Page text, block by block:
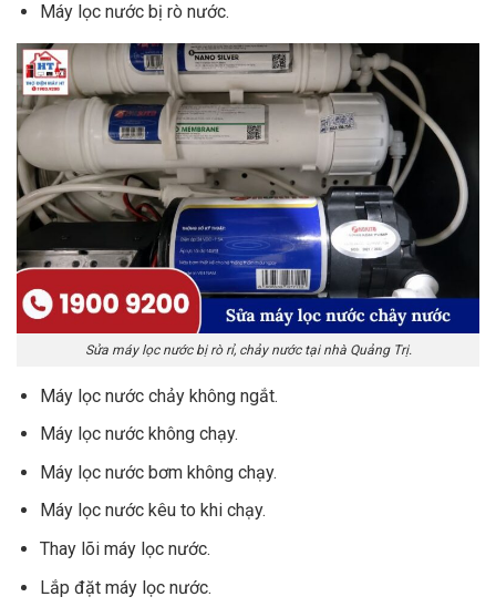
Máy lọc nước bị rò nước.
Sửa máy lọc nước bị rò rỉ, chảy nước tại nhà Quảng Trị.
Máy lọc nước chảy không ngắt.
Máy lọc nước không chạy.
Máy lọc nước bơm không chạy.
Máy lọc nước kêu to khi chạy.
Thay lõi máy lọc nước.
Lắp đặt máy lọc nước.